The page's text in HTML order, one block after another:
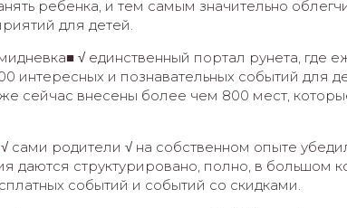
ребенка, и тем самым значительно
для детей.
√ единственный портал рунета, где
интересных и познавательных событий для
сейчас внесены более чем 800 мест,
сами родители √ на собственном опыте
даются структурировано, полно, в большом
событий и событий со скидками.